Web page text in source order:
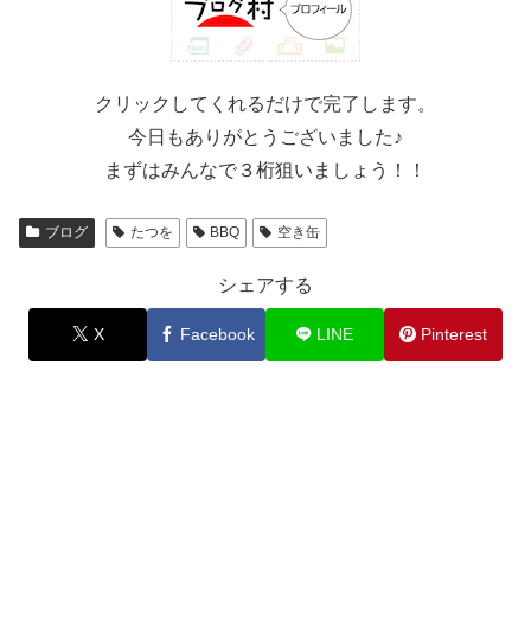
クリックしてくれるだけで完了します。
今日もありがとうございました♪
まずはみんなで３桁狙いましょう！！
ブログ たつを BBQ 空き缶
シェアする
X Facebook LINE Pinterest